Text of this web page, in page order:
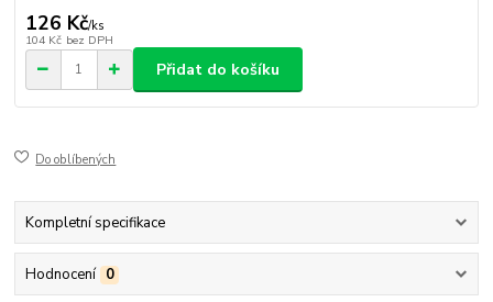
126 Kč/ks
104 Kč bez DPH
Přidat do košíku
Do oblíbených
Kompletní specifikace
Hodnocení 0